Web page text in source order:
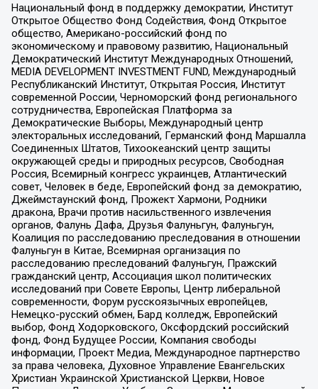
Национальный фонд в поддержку демократии, Институт
Открытое Общество Фонд Содействия, Фонд Открытое
общество, Американо-российский фонд по
экономическому и правовому развитию, Национальный
Демократический Институт Международных Отношений,
MEDIA DEVELOPMENT INVESTMENT FUND, Международный
Республиканский Институт, Открытая Россия, Институт
современной России, Черноморский фонд регионального
сотрудничества, Европейская Платформа за
Демократические Выборы, Международный центр
электоральных исследований, Германский фонд Маршалла
Соединенных Штатов, Тихоокеанский центр защиты
окружающей среды и природных ресурсов, Свободная
Россия, Всемирный конгресс украинцев, Атлантический
совет, Человек в беде, Европейский фонд за демократию,
Джеймстаунский фонд, Прожект Хармони, Родники
дракона, Врачи против насильственного извлечения
органов, Фалунь Дафа, Друзья Фалуньгун, Фалуньгун,
Коалиция по расследованию преследования в отношении
Фалуньгун в Китае, Всемирная организация по
расследованию преследований Фалуньгун, Пражский
гражданский центр, Ассоциация школ политических
исследований при Совете Европы, Центр либеральной
современности, Форум русскоязычных европейцев,
Немецко-русский обмен, Бард колледж, Европейский
выбор, Фонд Ходорковского, Оксфордский российский
фонд, Фонд Будущее России, Компания свободы
информации, Проект Медиа, Международное партнерство
за права человека, Духовное Управление Евангельских
Христиан Украинской Христианской Церкви, Новое